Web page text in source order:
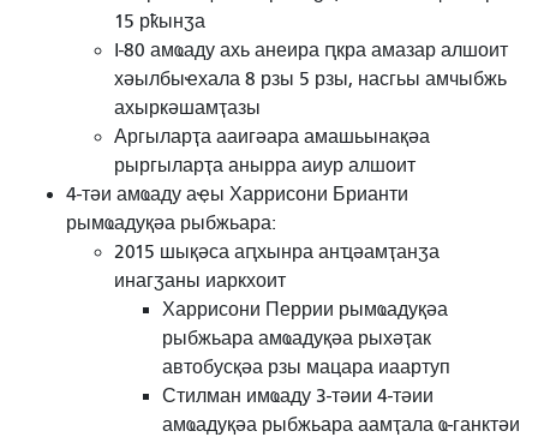
15 рҟынӡа
I-80 амҩаду ахь анеира ԥкра амазар алшоит
хәылбыҽхала 8 рзы 5 рзы, насгьы амчыбжь
ахыркәшамҭазы
Аргыларҭа ааигәара амашьынақәа
рыргыларҭа анырра аиур алшоит
4-тәи амҩаду аҿы Харрисони Брианти
рымҩадуқәа рыбжьара:
2015 шықәса аԥхынра анҵәамҭанӡа
инагӡаны иаркхоит
Харрисони Перрии рымҩадуқәа
рыбжьара амҩадуқәа рыхәҭак
автобусқәа рзы мацара иаартуп
Стилман имҩаду 3-тәии 4-тәии
амҩадуқәа рыбжьара аамҭала ҩ-ганктәи